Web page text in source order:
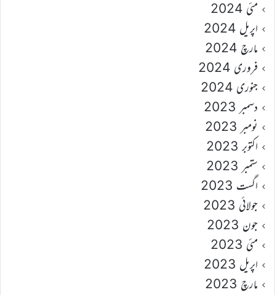
مئی 2024
اپریل 2024
مارچ 2024
فروری 2024
جنوری 2024
دسمبر 2023
نومبر 2023
اکتوبر 2023
ستمبر 2023
اگست 2023
جولائی 2023
جون 2023
مئی 2023
اپریل 2023
مارچ 2023